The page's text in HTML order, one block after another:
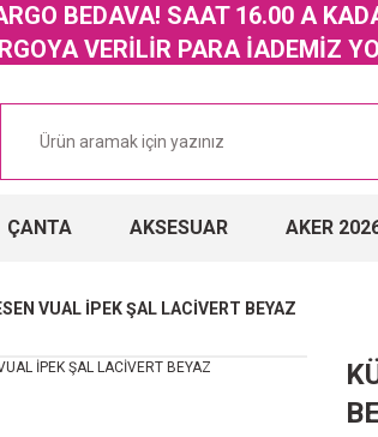
BEDAVA! SAAT 16.00 A
VERİLİR PARA İADEMİZ
ÇANTA AKSESUAR AKER
VUAL İPEK ŞAL LACİVERT BEYAZ